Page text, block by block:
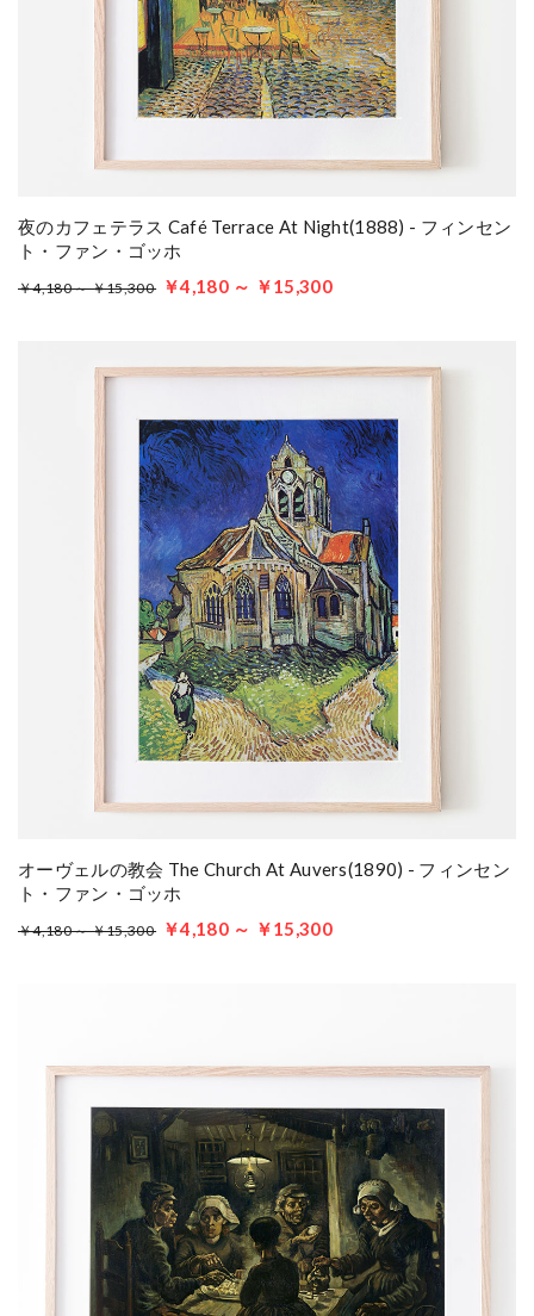
夜のカフェテラス Café Terrace At Night(1888) - フィンセン
ト・ファン・ゴッホ
￥4,180 ～ ￥15,300 ￥4,180 ～ ￥15,300
オーヴェルの教会 The Church At Auvers(1890) - フィンセン
ト・ファン・ゴッホ
￥4,180 ～ ￥15,300 ￥4,180 ～ ￥15,300